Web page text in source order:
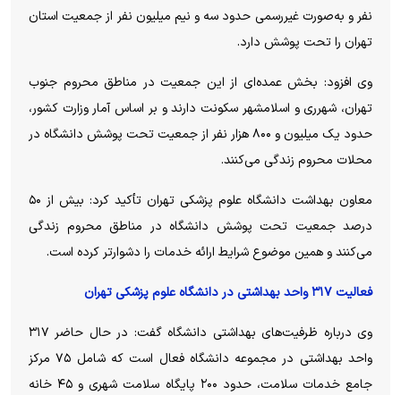
نفر و به‌صورت غیررسمی حدود سه و نیم میلیون نفر از جمعیت استان
تهران را تحت پوشش دارد.
وی افزود: بخش عمده‌ای از این جمعیت در مناطق محروم جنوب
تهران، شهرری و اسلامشهر سکونت دارند و بر اساس آمار وزارت کشور،
حدود یک میلیون و ۸۰۰ هزار نفر از جمعیت تحت پوشش دانشگاه در
محلات محروم زندگی می‌کنند.
معاون بهداشت دانشگاه علوم پزشکی تهران تأکید کرد: بیش از ۵۰
درصد جمعیت تحت پوشش دانشگاه در مناطق محروم زندگی
می‌کنند و همین موضوع شرایط ارائه خدمات را دشوارتر کرده است.
فعالیت ۳۱۷ واحد بهداشتی در دانشگاه علوم پزشکی تهران
وی درباره ظرفیت‌های بهداشتی دانشگاه گفت: در حال حاضر ۳۱۷
واحد بهداشتی در مجموعه دانشگاه فعال است که شامل ۷۵ مرکز
جامع خدمات سلامت، حدود ۲۰۰ پایگاه سلامت شهری و ۴۵ خانه